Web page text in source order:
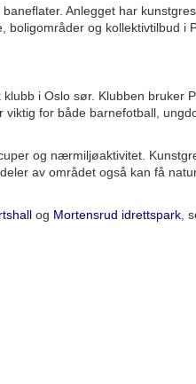
Anlegget har
og kollektivtilbud i
i Oslo sør. Klubben bruker
for både barnefotball,
og nærmiljøaktivitet.
av området også kan få
og Mortensrud idrettspark ,